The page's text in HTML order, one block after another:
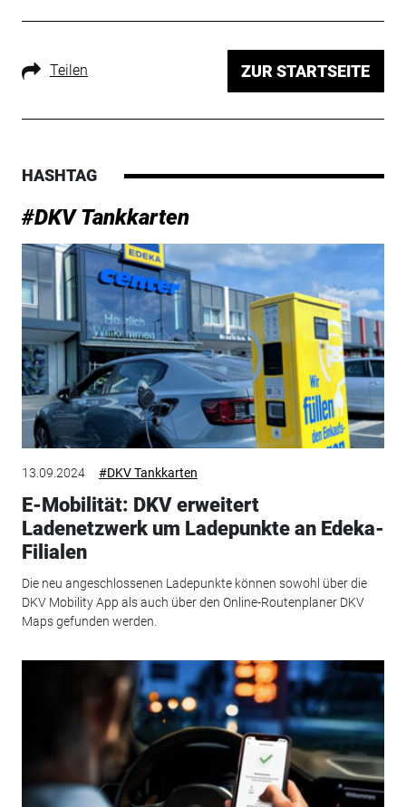
Teilen ZUR STARTSEITE
HASHTAG
#DKV Tankkarten
13.09.2024 #DKV Tankkarten
E-Mobilität: DKV erweitert
Ladenetzwerk um Ladepunkte an Edeka-
Filialen
Die neu angeschlossenen Ladepunkte können sowohl über die
DKV Mobility App als auch über den Online-Routenplaner DKV
Maps gefunden werden.